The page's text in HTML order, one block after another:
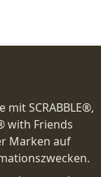
SCRABBLE®,
with Friends
Marken auf